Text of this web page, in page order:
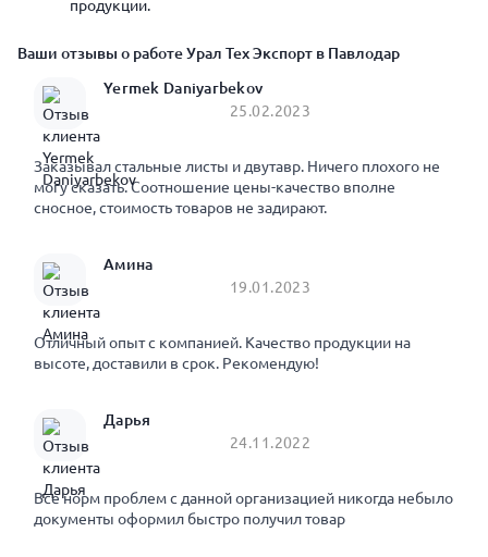
продукции.
Ваши отзывы о работе Урал Тех Экспорт в Павлодар
Yermek Daniyarbekov
25.02.2023
Заказывал стальные листы и двутавр. Ничего плохого не
могу сказать. Соотношение цены-качество вполне
сносное, стоимость товаров не задирают.
Амина
19.01.2023
Отличный опыт с компанией. Качество продукции на
высоте, доставили в срок. Рекомендую!
Дарья
24.11.2022
Все норм проблем с данной организацией никогда небыло
документы оформил быстро получил товар